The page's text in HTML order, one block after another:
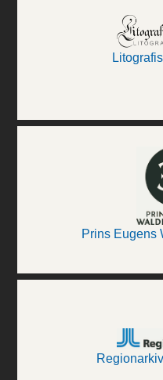
Prins Eugens